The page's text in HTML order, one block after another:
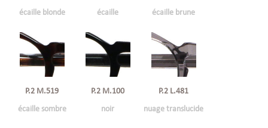
écaille blonde
écaille
écaille brune
P.2 M.519
écaille sombre
P.2 M.100
noir
P.2 L.481
nuage translucide